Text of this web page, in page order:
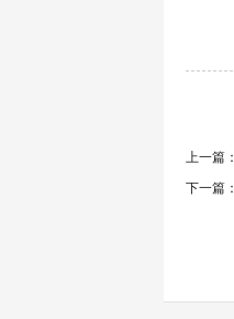
上一篇：
下一篇：